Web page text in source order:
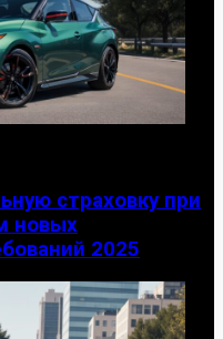
страховку при
новых
2025